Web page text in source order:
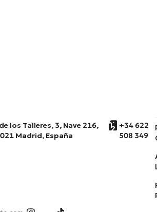
los Talleres, 3, Nave 216,
Madrid, España
+34 622
508 349